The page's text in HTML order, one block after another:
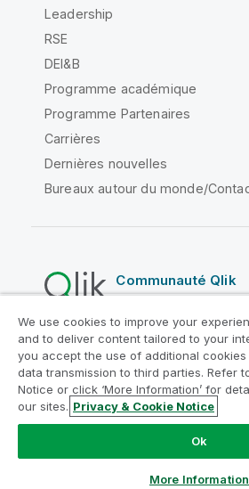
Leadership
RSE
DEI&B
Programme académique
Programme Partenaires
Carrières
Dernières nouvelles
Bureaux autour du monde/
Communauté Qlik
Contrats juridiques
Conditions d'utilisation des produits
Legal Policies
Conditions
Conditions d'utilisation
Marques
Do Not Share My Info
Copyright © 1993-2026 QlikTech
We use cookies to improve your
and to deliver content tailored to your
you accept the use of additional
data transmission to third parties. Refer
Notice or click ‘More Information’ for
our sites. Privacy & Cookie Notice
Ok
More Information